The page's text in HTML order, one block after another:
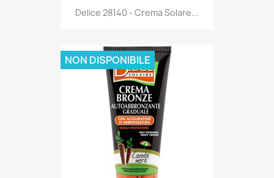
Anteprima
Delice 28140 - Crema Solare...
NON DISPONIBILE